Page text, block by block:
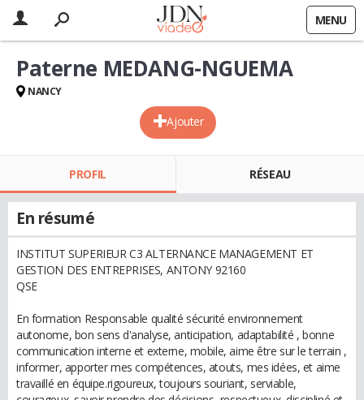
MENU
Ajouter
Paterne MEDANG-NGUEMA
NANCY
PROFIL RÉSEAU
En résumé
INSTITUT SUPERIEUR C3 ALTERNANCE MANAGEMENT ET
GESTION DES ENTREPRISES, ANTONY 92160
QSE
En formation Responsable qualité sécurité environnement
autonome, bon sens d'analyse, anticipation, adaptabilité , bonne
communication interne et externe, mobile, aime être sur le terrain ,
informer, apporter mes compétences, atouts, mes idées, et aime
travaillé en équipe.rigoureux, toujours souriant, serviable,